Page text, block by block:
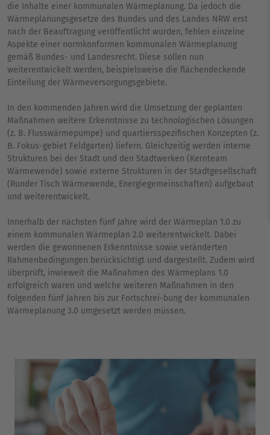
die Inhalte einer kommunalen Wärmeplanung. Da jedoch die
Wärmeplanungsgesetze des Bundes und des Landes NRW erst
nach der Beauftragung veröffentlicht wurden, fehlen einzelne
Aspekte einer normkonformen kommunalen Wärmeplanung
gemäß Bundes- und Landesrecht. Diese sollen nun
weiterentwickelt werden, beispielsweise die flächendeckende
Einteilung der Wärmeversorgungsgebiete.
In den kommenden Jahren wird die Umsetzung der geplanten
Maßnahmen weitere Erkenntnisse zu technologischen Lösungen
(z. B. Flusswärmepumpe) und quartiersspezifischen Konzepten (z.
B. Fokus-gebiet Feldgarten) liefern. Gleichzeitig werden interne
Strukturen bei der Stadt und den Stadtwerken (Kernteam
Wärmewende) sowie externe Strukturen in der Stadtgesellschaft
(Runder Tisch Wärmewende, Energiegemeinschaften) aufgebaut
und weiterentwickelt.
Innerhalb der nächsten fünf Jahre wird der Wärmeplan 1.0 zu
einem kommunalen Wärmeplan 2.0 weiterentwickelt. Dabei
werden die gewonnenen Erkenntnisse sowie veränderten
Rahmenbedingungen berücksichtigt und dargestellt. Zudem wird
überprüft, inwieweit die Maßnahmen des Wärmeplans 1.0
erfolgreich waren und welche weiteren Maßnahmen in den
folgenden fünf Jahren bis zur Fortschrei-bung der kommunalen
Wärmeplanung 3.0 umgesetzt werden müssen.